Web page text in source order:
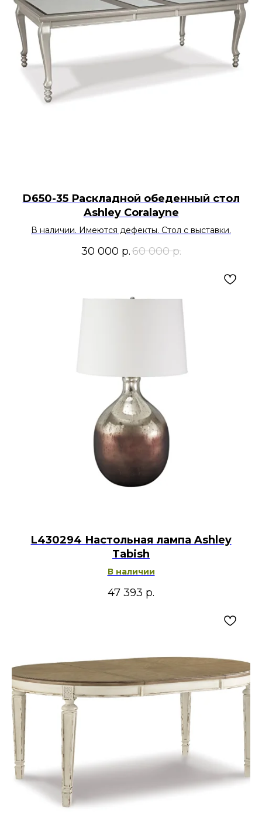
D650-35 Раскладной обеденный стол
Ashley Coralayne
В наличии. Имеются дефекты. Стол с выставки.
30 000 р.60 000 р.
L430294 Настольная лампа Ashley
Tabish
В наличии
47 393 р.